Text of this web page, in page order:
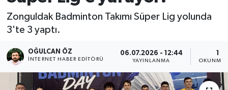
Zonguldak Badminton Takımı Süper Lig yolunda
3'te 3 yaptı.
OĞULCAN ÖZ
İNTERNET HABER EDITÖRÜ
06.07.2026 - 12:44
YAYINLANMA
1
OKUNMA
Asayiş
Son Dakika Haberleri